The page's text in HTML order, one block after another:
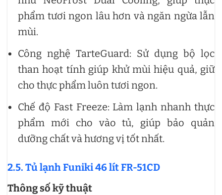
phẩm tươi ngon lâu hơn và ngăn ngừa lẫn
mùi.
Công nghệ TarteGuard: Sử dụng bộ lọc
than hoạt tính giúp khử mùi hiệu quả, giữ
cho thực phẩm luôn tươi ngon.
Chế độ Fast Freeze: Làm lạnh nhanh thực
phẩm mới cho vào tủ, giúp bảo quản
dưỡng chất và hương vị tốt nhất.
2.5. Tủ lạnh Funiki 46 lít FR-51CD
Thông số kỹ thuật